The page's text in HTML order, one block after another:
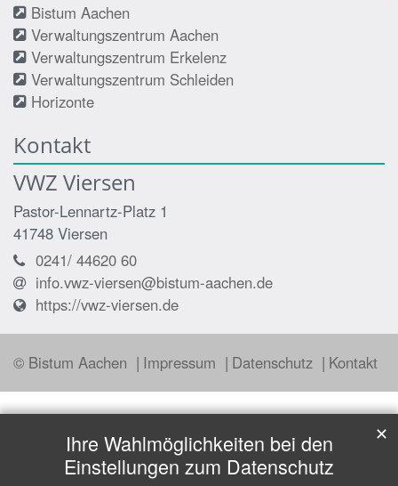
Bistum Aachen
Verwaltungszentrum Aachen
Verwaltungszentrum Erkelenz
Verwaltungszentrum Schleiden
Horizonte
Kontakt
VWZ Viersen
Pastor-Lennartz-Platz 1
41748 Viersen
0241/ 44620 60
info.vwz-viersen@bistum-aachen.de
https://vwz-viersen.de
© Bistum Aachen Impressum Datenschutz Kontakt
Ihre Wahlmöglichkeiten bei den
Einstellungen zum Datenschutz
✕